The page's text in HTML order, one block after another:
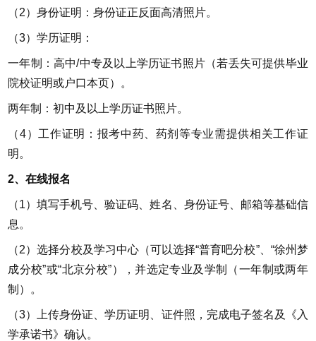
（2）身份证明：身份证正反面高清照片。
（3）学历证明：
一年制：高中/中专及以上学历证书照片（若丢失可提供毕业
院校证明或户口本页）。
两年制：初中及以上学历证书照片。
（4）工作证明：报考中药、药剂等专业需提供相关工作证
明。
2、在线报名
（1）填写手机号、验证码、姓名、身份证号、邮箱等基础信
息。
（2）选择分校及学习中心（可以选择“普育吧分校”、“徐州梦
成分校”或“北京分校”），并选定专业及学制（一年制或两年
制）。
（3）上传身份证、学历证明、证件照，完成电子签名及《入
学承诺书》确认。